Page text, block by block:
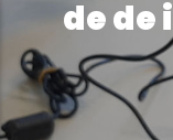
dedei